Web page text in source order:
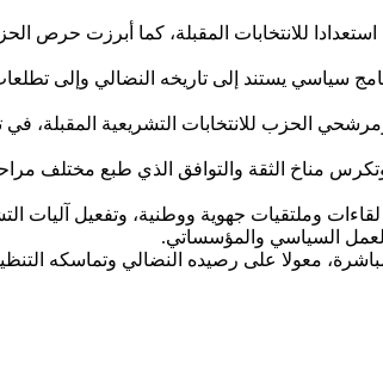
للانتخابات المقبلة، كما أبرزت حرص
سياسي يستند إلى تاريخه النضالي وإلى
الحزب للانتخابات التشريعية المقبلة،
مناخ الثقة والتوافق الذي طبع مختلف
والتنظيمية التي أطلقها الحزب استعدادا لانتخابات شتنبر 2026، والتي شملت عقد لقاءات وملتقيات
السياسي والمؤسساتي.
معولا على رصيده النضالي وتماسكه